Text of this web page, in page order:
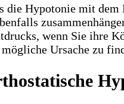
die Hypotonie mit
wenn Sie ihre
Ursache zu